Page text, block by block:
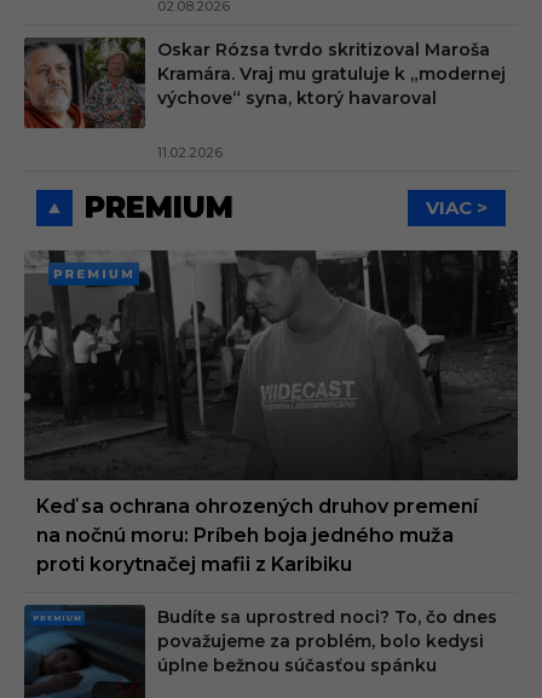
02.08.2026
Oskar Rózsa tvrdo skritizoval Maroša
Kramára. Vraj mu gratuluje k „modernej
výchove“ syna, ktorý havaroval
11.02.2026
PREMIUM VIAC >
PREMI
UM
Keď sa ochrana ohrozených druhov premení
na nočnú moru: Príbeh boja jedného muža
proti korytnačej mafii z Karibiku
PRE
MIU
M
Budíte sa uprostred noci? To, čo dnes
považujeme za problém, bolo kedysi
úplne bežnou súčasťou spánku